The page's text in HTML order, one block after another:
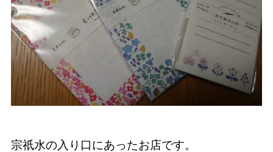
宗祇水の入り口にあったお店です。